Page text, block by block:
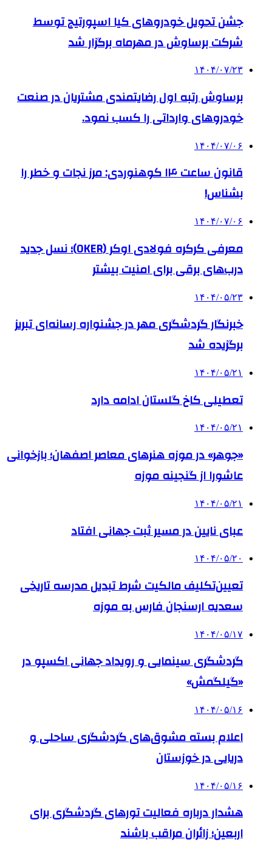
جشن تحویل خودروهای کیا اسپورتیج توسط
شرکت برساوش در مهرماه برگزار شد
۱۴۰۴/۰۷/۲۳
برساوش رتبه اول رضایتمندی مشتریان در صنعت
خودروهای وارداتی را کسب نمود.
۱۴۰۴/۰۷/۰۶
قانون ساعت ۱۴ کوهنوردی: مرز نجات و خطر را
بشناس!
۱۴۰۴/۰۷/۰۶
معرفی کرکره فولادی اوکر (OKER)؛ نسل جدید
درب‌های برقی برای امنیت بیشتر
۱۴۰۴/۰۵/۲۳
خبرنگار گردشگری مهر در جشنواره رسانه‌ای تبریز
برگزیده شد
۱۴۰۴/۰۵/۲۱
تعطیلی کاخ گلستان ادامه دارد
۱۴۰۴/۰۵/۲۱
«جوهر» در موزه هنرهای معاصر اصفهان؛ بازخوانی
عاشورا از گنجینه موزه
۱۴۰۴/۰۵/۲۱
عبای نایین در مسیر ثبت جهانی افتاد
۱۴۰۴/۰۵/۲۰
تعیین‌تکلیف مالکیت شرط تبدیل مدرسه تاریخی
سعدیه ارسنجان فارس به موزه
۱۴۰۴/۰۵/۱۷
گردشگری سینمایی و رویداد جهانی اکسپو در
«گیلگمش»
۱۴۰۴/۰۵/۱۶
اعلام بسته مشوق‌های گردشگری ساحلی و
دریایی در خوزستان
۱۴۰۴/۰۵/۱۶
هشدار درباره فعالیت تورهای گردشگری برای
اربعین؛ زائران مراقب باشند